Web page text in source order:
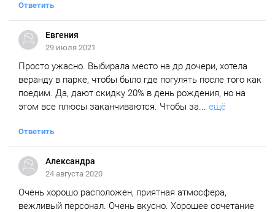
Ответить
Евгения
29 июля 2021
Просто ужасно. Выбирала место на др дочери, хотела
веранду в парке, чтобы было где погулять после того как
поедим. Да, дают скидку 20% в день рождения, но на
этом все плюсы заканчиваются. Чтобы за... ещё
Ответить
Александра
24 августа 2020
Очень хорошо расположен, приятная атмосфера,
вежливый персонал. Очень вкусно. Хорошее сочетание